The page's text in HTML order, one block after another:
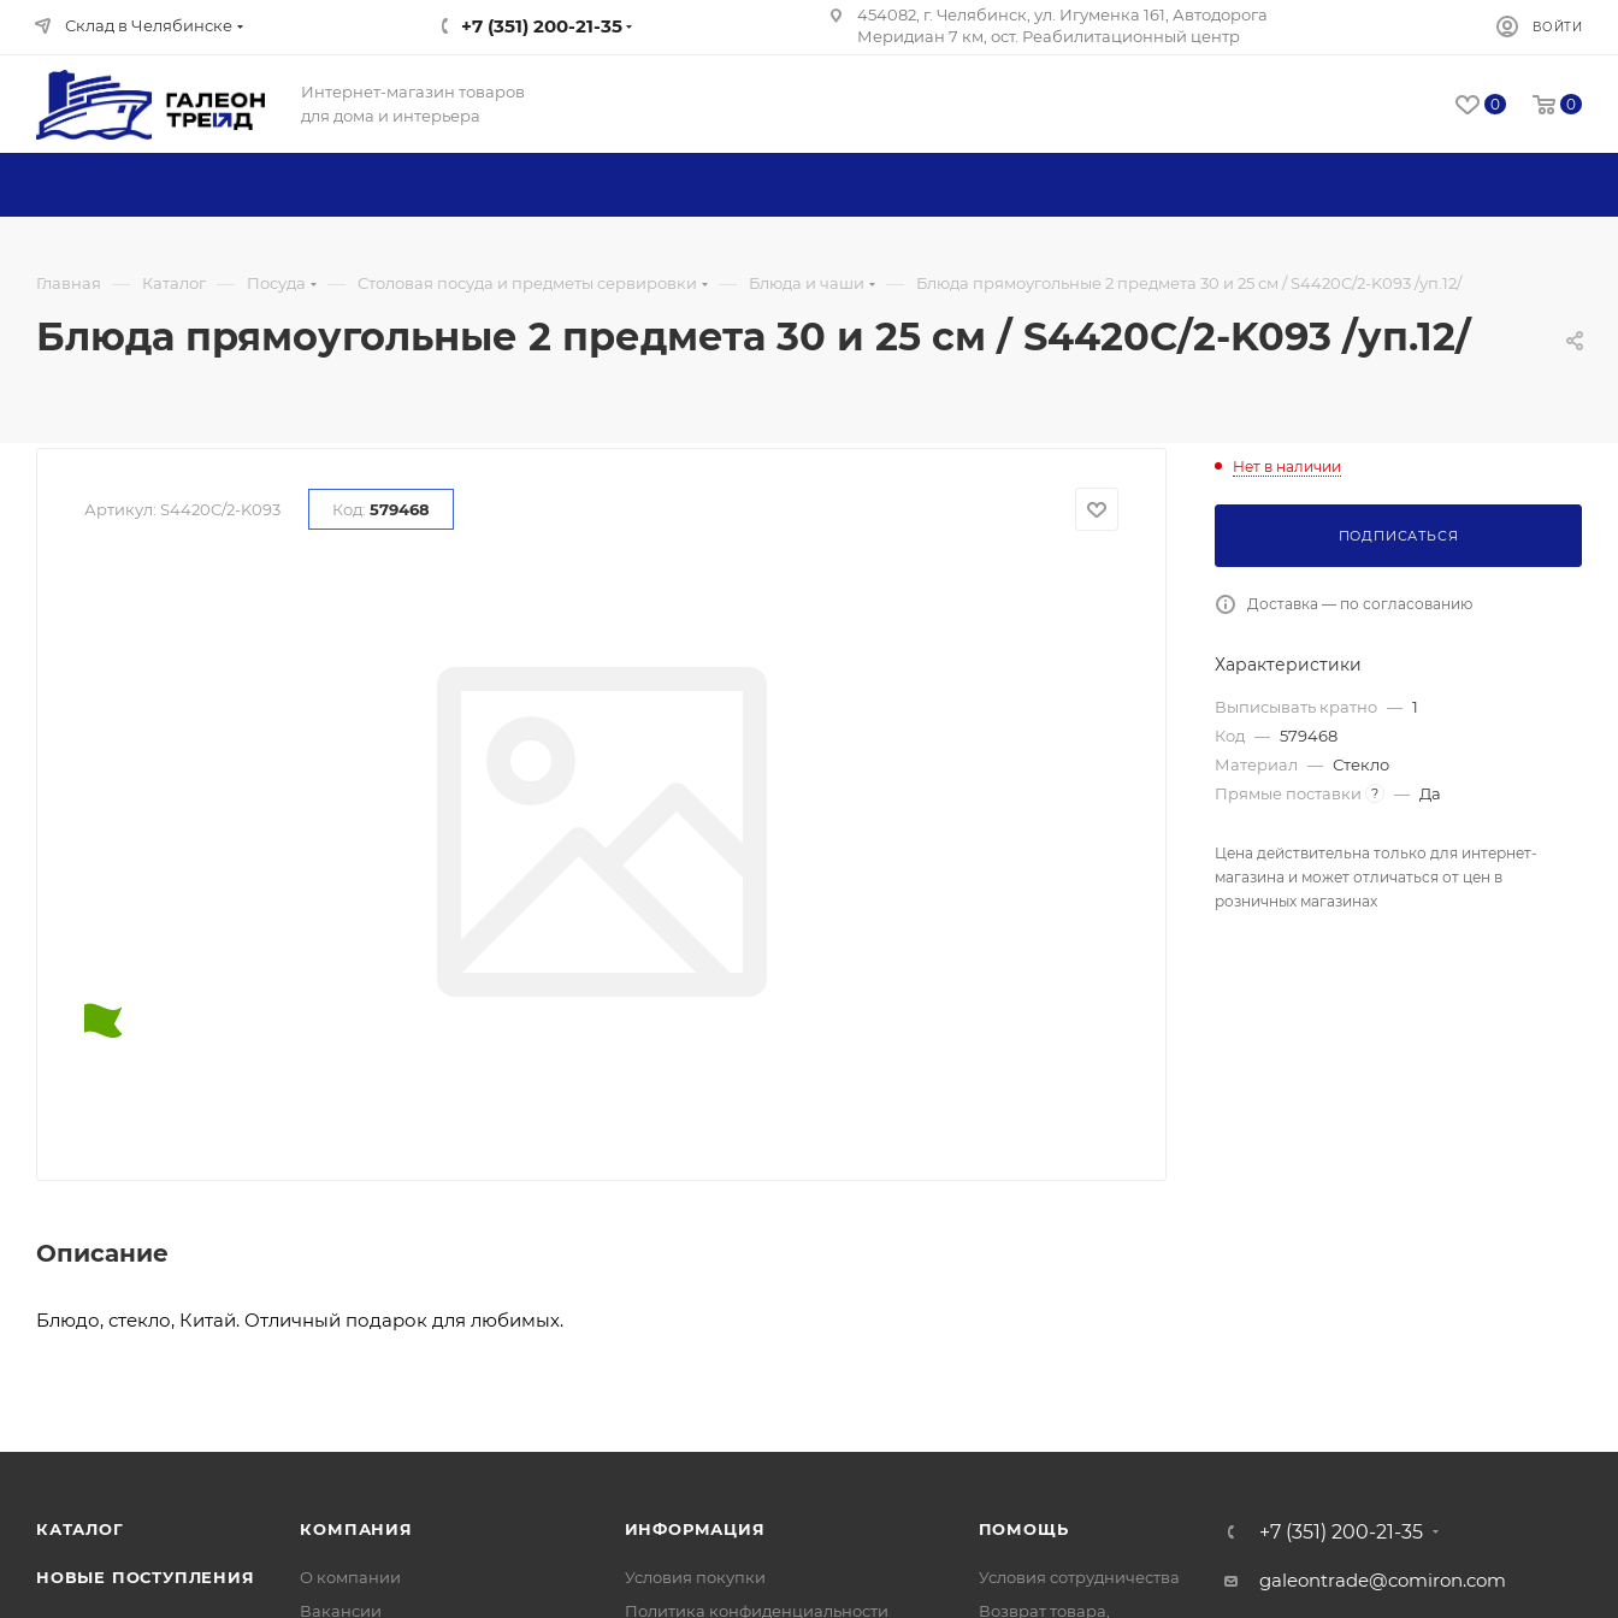
Склад в Челябинске +7 (351) 200-21-35
454082, г. Челябинск, ул. Игуменка 161, Автодорога
Меридиан 7 км, ост. Реабилитационный центр
ВОЙТИ
Интернет-магазин товаров
для дома и интерьера
0 0
Главная — Каталог — Посуда — Столовая посуда и предметы сервировки — Блюда и чаши — Блюда прямоугольные 2 предмета 30 и 25 см / S4420C/2-K093 /уп.12/
Блюда прямоугольные 2 предмета 30 и 25 см / S4420C/2-K093 /уп.12/
Артикул: S4420C/2-K093 Код: 579468
Описание
Блюдо, стекло, Китай. Отличный подарок для любимых.
Нет в наличии
ПОДПИСАТЬСЯ
Доставка — по согласованию
Характеристики
Выписывать кратно — 1
Код — 579468
Материал — Стекло
Прямые поставки
? — Да
Цена действительна только для интернет-
магазина и может отличаться от цен в
розничных магазинах
КАТАЛОГ
НОВЫЕ ПОСТУПЛЕНИЯ
КОМПАНИЯ
О компании
Вакансии
ИНФОРМАЦИЯ
Условия покупки
Политика конфиденциальности
ПОМОЩЬ
Условия сотрудничества
Возврат товара,
+7 (351) 200-21-35
galeontrade@comiron.com